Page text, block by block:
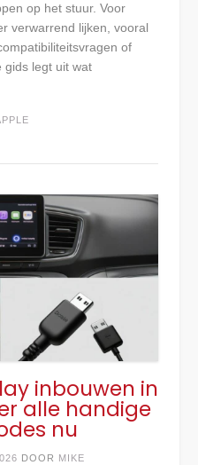
op het stuur. Voor
verwarrend lijken, vooral
of
gids legt uit wat
inbouwen in
alle handige
nu
DOOR MIKE